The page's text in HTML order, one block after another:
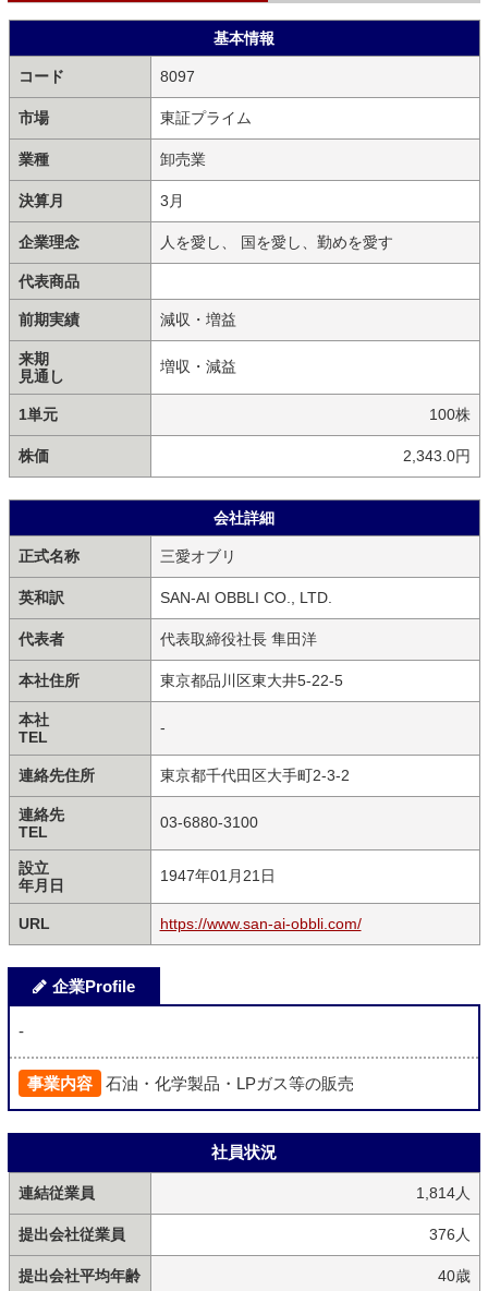
基本情報
コード 8097
市場 東証プライム
業種 卸売業
決算月 3月
企業理念 人を愛し、 国を愛し、勤めを愛す
代表商品
前期実績 減収・増益
来期
見通し
増収・減益
1単元 100株
株価 2,343.0円
会社詳細
正式名称 三愛オブリ
英和訳 SAN-AI OBBLI CO., LTD.
代表者 代表取締役社長 隼田洋
本社住所 東京都品川区東大井5-22-5
本社
TEL
-
連絡先住所 東京都千代田区大手町2-3-2
連絡先
TEL
03-6880-3100
設立
年月日
1947年01月21日
URL https://www.san-ai-obbli.com/
企業Profile
-
事業内容 石油・化学製品・LPガス等の販売
社員状況
連結従業員 1,814人
提出会社従業員 376人
提出会社平均年齢 40歳